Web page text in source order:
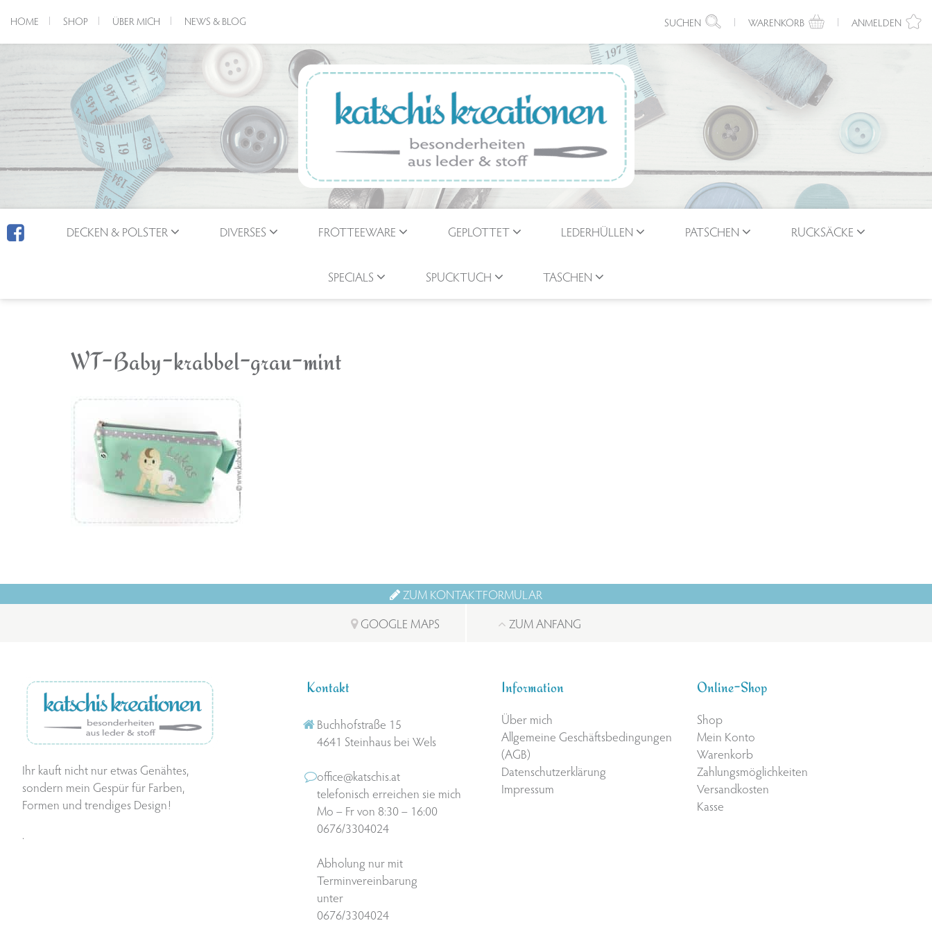
HOME SHOP ÜBER MICH NEWS & BLOG SUCHEN WARENKORB ANMELDEN
DECKEN & POLSTER DIVERSES FROTTEEWARE GEPLOTTET LEDERHÜLLEN PATSCHEN RUCKSÄCKE
SPECIALS SPUCKTUCH TASCHEN
WT-Baby-krabbel-grau-mint
ZUM KONTAKTFORMULAR
GOOGLE MAPS
ZUM ANFANG
Ihr kauft nicht nur etwas Genähtes,
sondern mein Gespür für Farben,
Formen und trendiges Design!
.
Kontakt
Buchhofstraße 15
4641 Steinhaus bei Wels
office@katschis.at
telefonisch erreichen sie mich
Mo – Fr von 8:30 – 16:00
0676/3304024
Abholung nur mit
Terminvereinbarung
unter
0676/3304024
Information
Über mich
Allgemeine Geschäftsbedingungen
(AGB)
Datenschutzerklärung
Impressum
Online-Shop
Shop
Mein Konto
Warenkorb
Zahlungsmöglichkeiten
Versandkosten
Kasse